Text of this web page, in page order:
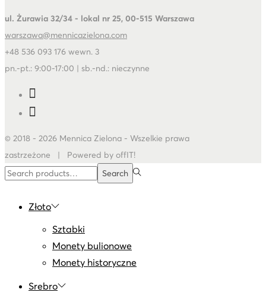
ul. Żurawia 32/34 - lokal nr 25, 00-515 Warszawa
warszawa@mennicazielona.com
+48 536 093 176 wewn. 3
pn.-pt.: 9:00-17:00 | sb.-nd.: nieczynne
© 2018 - 2026 Mennica Zielona - Wszelkie prawa
zastrzeżone | Powered by offIT!
Search
Search
Złoto
Sztabki
Monety bulionowe
Monety historyczne
Srebro